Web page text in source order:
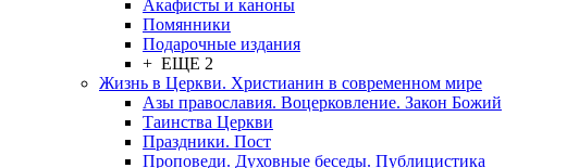
Акафисты и каноны
Помянники
Подарочные издания
+ ЕЩЕ 2
Жизнь в Церкви. Христианин в современном мире
Азы православия. Воцерковление. Закон Божий
Таинства Церкви
Праздники. Пост
Проповеди. Духовные беседы. Публицистика